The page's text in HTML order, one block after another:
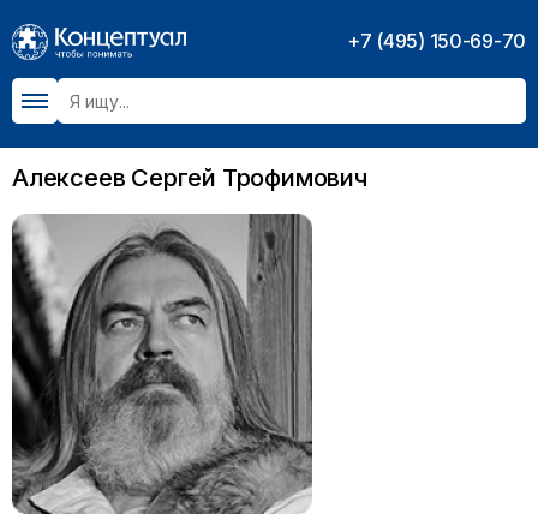
+7 (495) 150-69-70
Алексеев Сергей Трофимович